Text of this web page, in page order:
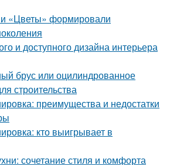
«Цветы» формировали
и доступного дизайна интерьера
брус или оцилиндрованное
строительства
преимущества и недостатки
кто выигрывает в
сочетание стиля и комфорта